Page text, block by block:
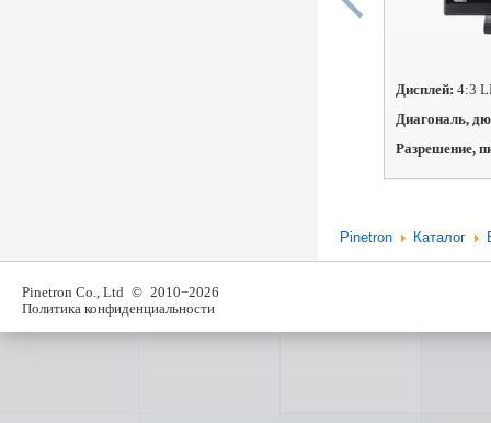
Дисплей: 4:3
Диагональ,
Разрешение,
Pinetron Каталог
Pinetron Co., Ltd © 2010−2026
Политика конфиденциальности